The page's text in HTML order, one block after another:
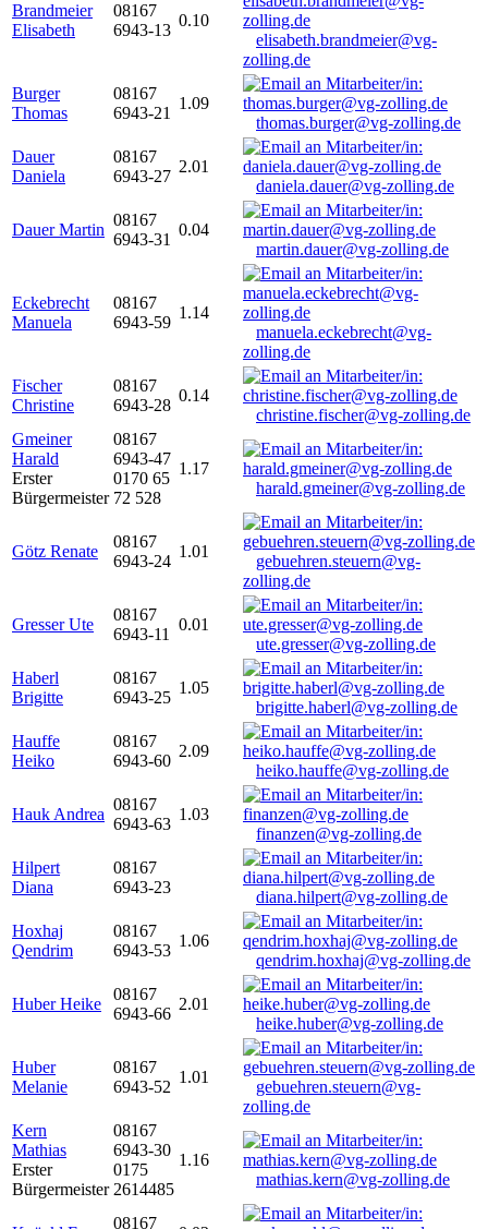
Brandmeier
Elisabeth
08167
6943-13
0.10
elisabeth.brandmeier@vg-
zolling.de
Burger
Thomas
08167
6943-21
1.09
thomas.burger@vg-zolling.de
Dauer
Daniela
08167
6943-27
2.01
daniela.dauer@vg-zolling.de
Dauer Martin
08167
6943-31
0.04
martin.dauer@vg-zolling.de
Eckebrecht
Manuela
08167
6943-59
1.14
manuela.eckebrecht@vg-
zolling.de
Fischer
Christine
08167
6943-28
0.14
christine.fischer@vg-zolling.de
Gmeiner
Harald
Erster
Bürgermeister
08167
6943-47
0170 65
72 528
1.17
harald.gmeiner@vg-zolling.de
Götz Renate
08167
6943-24
1.01
gebuehren.steuern@vg-
zolling.de
Gresser Ute
08167
6943-11
0.01
ute.gresser@vg-zolling.de
Haberl
Brigitte
08167
6943-25
1.05
brigitte.haberl@vg-zolling.de
Hauffe
Heiko
08167
6943-60
2.09
heiko.hauffe@vg-zolling.de
Hauk Andrea
08167
6943-63
1.03
finanzen@vg-zolling.de
Hilpert
Diana
08167
6943-23
diana.hilpert@vg-zolling.de
Hoxhaj
Qendrim
08167
6943-53
1.06
qendrim.hoxhaj@vg-zolling.de
Huber Heike
08167
6943-66
2.01
heike.huber@vg-zolling.de
Huber
Melanie
08167
6943-52
1.01
gebuehren.steuern@vg-
zolling.de
Kern
Mathias
Erster
Bürgermeister
08167
6943-30
0175
2614485
1.16
mathias.kern@vg-zolling.de
08167